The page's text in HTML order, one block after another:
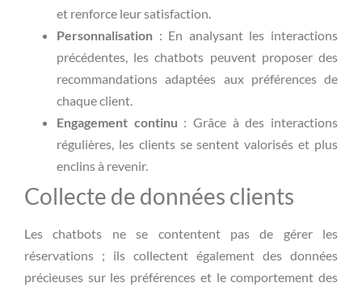
et renforce leur satisfaction.
Personnalisation : En analysant les interactions
précédentes, les chatbots peuvent proposer des
recommandations adaptées aux préférences de
chaque client.
Engagement continu : Grâce à des interactions
régulières, les clients se sentent valorisés et plus
enclins à revenir.
Collecte de données clients
Les chatbots ne se contentent pas de gérer les
réservations ; ils collectent également des données
précieuses sur les préférences et le comportement des